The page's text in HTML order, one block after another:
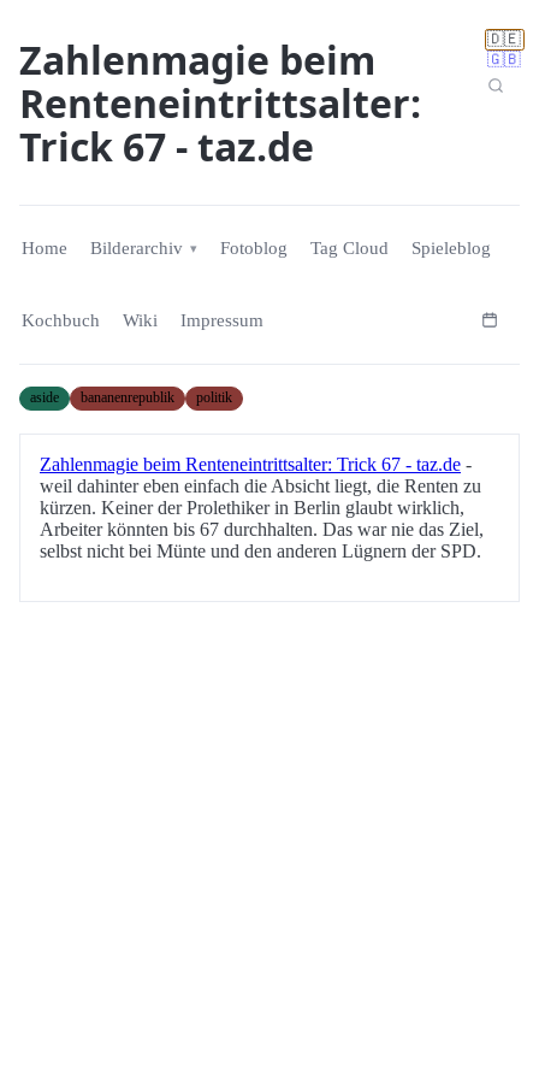
🇩🇪
🇬🇧
Zahlenmagie beim
Renteneintrittsalter:
Trick 67 - taz.de
Home Bilderarchiv Fotoblog Tag Cloud Spieleblog
Kochbuch Wiki Impressum
aside bananenrepublik politik
Zahlenmagie beim Renteneintrittsalter: Trick 67 - taz.de -
weil dahinter eben einfach die Absicht liegt, die Renten zu
kürzen. Keiner der Prolethiker in Berlin glaubt wirklich,
Arbeiter könnten bis 67 durchhalten. Das war nie das Ziel,
selbst nicht bei Münte und den anderen Lügnern der SPD.